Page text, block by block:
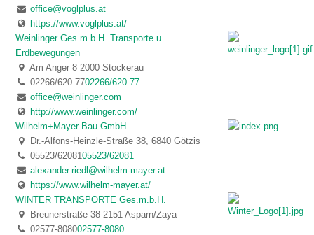
office@voglplus.at
https://www.voglplus.at/
Weinlinger Ges.m.b.H. Transporte u.
Erdbewegungen
Am Anger 8 2000 Stockerau
02266/620 7702266/620 77
office@weinlinger.com
http://www.weinlinger.com/
Wilhelm+Mayer Bau GmbH
Dr.-Alfons-Heinzle-Straße 38, 6840 Götzis
05523/6208105523/62081
alexander.riedl@wilhelm-mayer.at
https://www.wilhelm-mayer.at/
WINTER TRANSPORTE Ges.m.b.H.
Breunerstraße 38 2151 Asparn/Zaya
02577-808002577-8080